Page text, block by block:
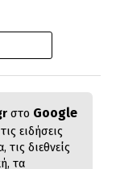
στο Google
ειδήσεις
διεθνείς
τα